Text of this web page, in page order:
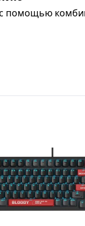
помощью